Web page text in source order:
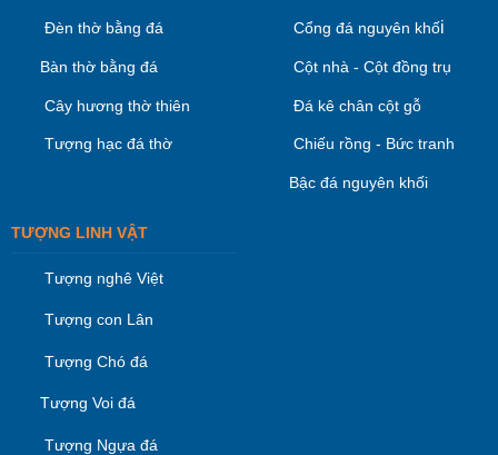
Đèn thờ bằng đá
Bàn thờ bằng đá
Cây hương thờ thiên
Tượng hạc đá thờ
Cổng đá nguyên khối
Cột nhà - Cột đồng trụ
Đá kê chân cột gỗ
Chiếu rồng - Bức tranh
Bậc đá nguyên khối
TƯỢNG LINH VẬT
Tượng nghê Việt
Tượng con Lân
Tượng Chó đá
Tượng Voi đá
Tượng Ngựa đá